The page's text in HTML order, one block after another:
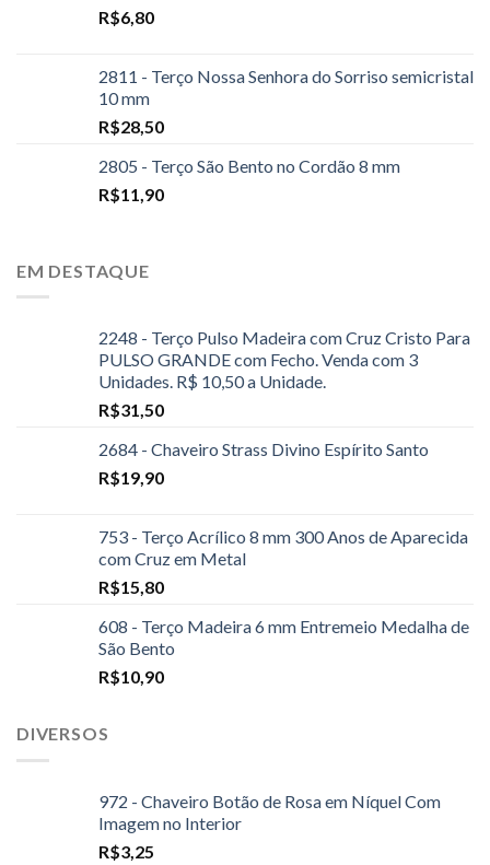
R$6,80
2811 - Terço Nossa Senhora do Sorriso semicristal
10 mm
R$28,50
2805 - Terço São Bento no Cordão 8 mm
R$11,90
EM DESTAQUE
2248 - Terço Pulso Madeira com Cruz Cristo Para
PULSO GRANDE com Fecho. Venda com 3
Unidades. R$ 10,50 a Unidade.
R$31,50
2684 - Chaveiro Strass Divino Espírito Santo
R$19,90
753 - Terço Acrílico 8 mm 300 Anos de Aparecida
com Cruz em Metal
R$15,80
608 - Terço Madeira 6 mm Entremeio Medalha de
São Bento
R$10,90
DIVERSOS
972 - Chaveiro Botão de Rosa em Níquel Com
Imagem no Interior
R$3,25